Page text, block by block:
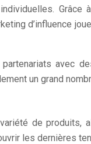
Grâce
d’influence
avec
un grand
de produits,
les dernières